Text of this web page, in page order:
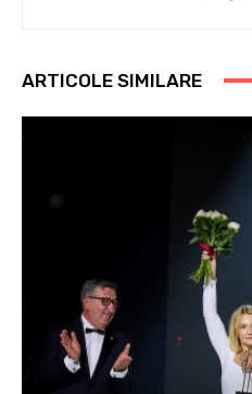
ARTICOLE SIMILARE